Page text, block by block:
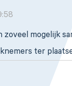
mogelijk
ter